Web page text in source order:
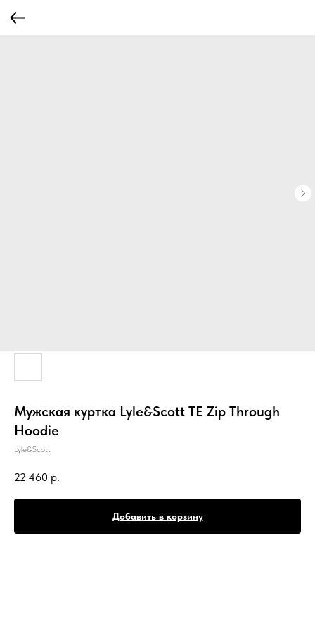
Мужская куртка Lyle&Scott TE Zip Through
Hoodie
Lyle&Scott
22 460 р.
Добавить в корзину